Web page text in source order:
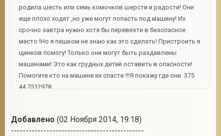
родила шесть или семь комочков шерсти и радости! Они
еще плохо ходят ,но уже могут попасть под машину! Их
срочно завтра нужно хотя бы перевезти в безопасное
место !Но я пешком не знаю как это сделать! Пристроить я
щенков помогу! Только они могут быть раздавлены
машинами! Это как грудных детей оставить в опасности!
Помогите кто на машине их спасти !!!Я покажу где они. 375
44 7512978
Добавлено (02 Ноября 2014, 19:18)
---------------------------------------------